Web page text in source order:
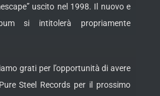
uscito nel 1998. Il nuovo e
si intitolerà propriamente
grati per l’opportunità di avere
Steel Records per il prossimo